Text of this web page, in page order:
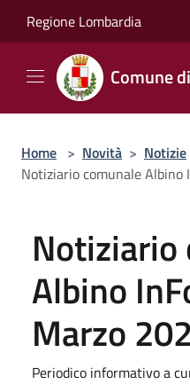
Regione Lombardia
Comune
Home > Novità > Notizie
Notiziario comunale
Notiziario
Albino
Marzo
Periodico informativo a